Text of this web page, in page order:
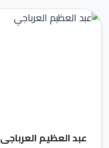
عبد العظيم العرباجي